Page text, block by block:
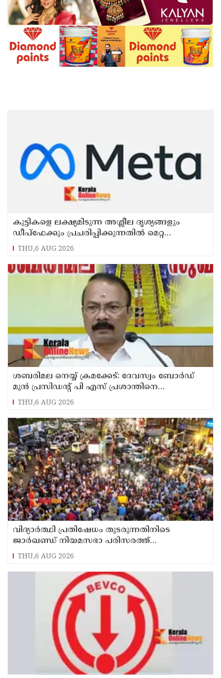
കുട്ടികളെ ലക്ഷ്യമിടുന്ന അശ്ലീല ദൃശ്യങ്ങളും
ഡീപ്ഫേക്കും പ്രചരിപ്പിക്കുന്നതില്‍ മെറ്റ
കേന്ദ്രത്തോട് മാപ്പ് പറഞ്ഞു
THU,6 AUG 2026
ശബരിമല നെയ്യ് ക്രമക്കേട്: ദേവസ്വം ബോര്‍ഡ്
മുന്‍ പ്രസിഡന്റ് പി എസ് പ്രശാന്തിനെ
പ്രതിയാക്കും: ദേവസ്വം വിജിലന്‍സ്
THU,6 AUG 2026
വിദ്യാര്‍ത്ഥി പ്രതിഷേധം തുടരുന്നതിനിടെ
ജാര്‍ഖണ്ഡ് നിയമസഭാ പരിസരത്ത്
നിരോധനാജ്ഞ
THU,6 AUG 2026